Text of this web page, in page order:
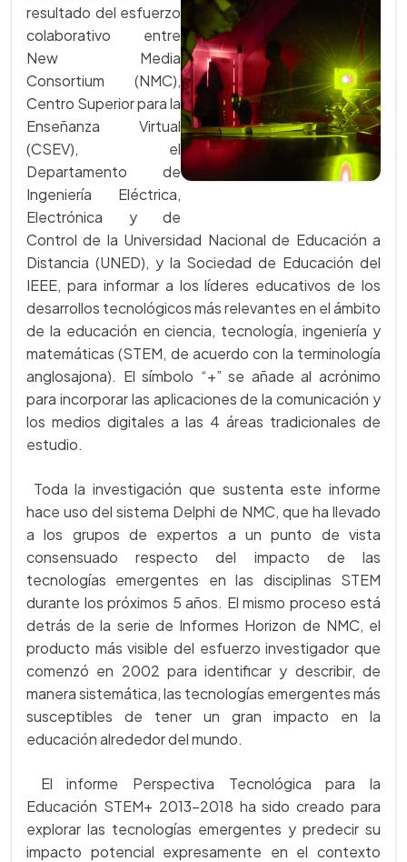
resultado del esfuerzo
colaborativo entre
New Media
Consortium (NMC),
Centro Superior para la
Enseñanza Virtual
(CSEV), el
Departamento de
Ingeniería Eléctrica,
Electrónica y de
Control de la Universidad Nacional de Educación a
Distancia (UNED), y la Sociedad de Educación del
IEEE, para informar a los líderes educativos de los
desarrollos tecnológicos más relevantes en el ámbito
de la educación en ciencia, tecnología, ingeniería y
matemáticas (STEM, de acuerdo con la terminología
anglosajona). El símbolo “+” se añade al acrónimo
para incorporar las aplicaciones de la comunicación y
los medios digitales a las 4 áreas tradicionales de
estudio.
Toda la investigación que sustenta este informe
hace uso del sistema Delphi de NMC, que ha llevado
a los grupos de expertos a un punto de vista
consensuado respecto del impacto de las
tecnologías emergentes en las disciplinas STEM
durante los próximos 5 años. El mismo proceso está
detrás de la serie de Informes Horizon de NMC, el
producto más visible del esfuerzo investigador que
comenzó en 2002 para identificar y describir, de
manera sistemática, las tecnologías emergentes más
susceptibles de tener un gran impacto en la
educación alrededor del mundo.
El informe Perspectiva Tecnológica para la
Educación STEM+ 2013-2018 ha sido creado para
explorar las tecnologías emergentes y predecir su
impacto potencial expresamente en el contexto